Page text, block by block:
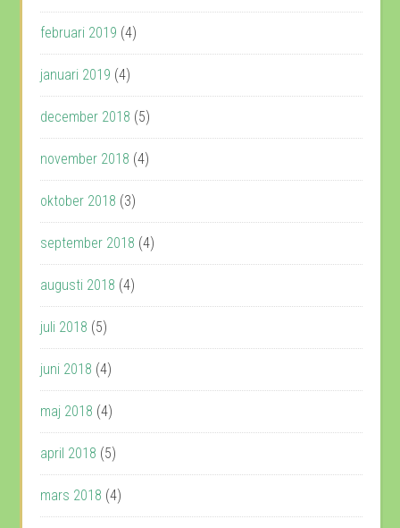
februari 2019 (4)
januari 2019 (4)
december 2018 (5)
november 2018 (4)
oktober 2018 (3)
september 2018 (4)
augusti 2018 (4)
juli 2018 (5)
juni 2018 (4)
maj 2018 (4)
april 2018 (5)
mars 2018 (4)